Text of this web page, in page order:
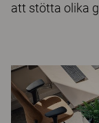
att stötta olika